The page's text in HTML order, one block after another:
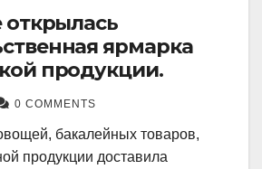
открылась
ярмарка
продукции.
0 COMMENTS
бакалейных товаров,
продукции доставила